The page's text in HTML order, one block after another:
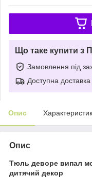
Що таке купити з
Замовлення під
Доступна доставка
Опис
Опис
Тюль деворе випал
дитячий декор